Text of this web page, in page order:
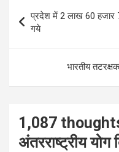
navigation
प्रदेश में 2 लाख 60 हजार
गये
भारतीय
1,087
अंतरराष्ट्रीय